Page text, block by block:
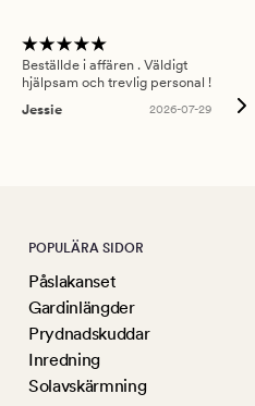
Beställde i affären . Väldigt
hjälpsam och trevlig personal !
Jessie
2026-07-29
POPULÄRA SIDOR
Påslakanset
Gardinlängder
Prydnadskuddar
Inredning
Solavskärmning